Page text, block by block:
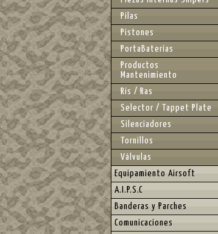
Pilas
Pistones
PortaBaterías
Productos
Mantenimiento
Ris / Ras
Selector / Tappet Plate
Silenciadores
Tornillos
Válvulas
Equipamiento Airsoft
A.I.P.S.C
Banderas y Parches
Comunicaciones